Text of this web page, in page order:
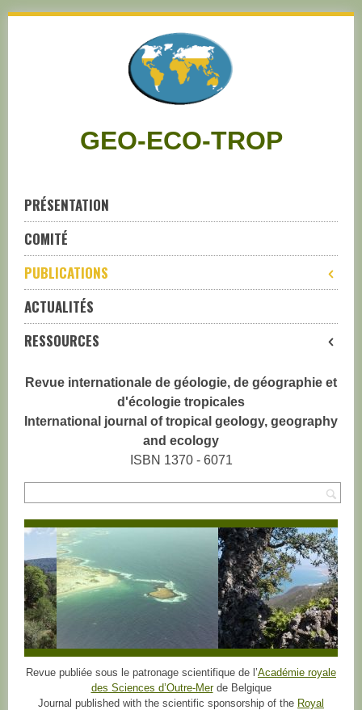
GEO-ECO-TROP
PRÉSENTATION
COMITÉ
PUBLICATIONS
ACTUALITÉS
RESSOURCES
Revue internationale de géologie, de géographie et
d'écologie tropicales
International journal of tropical geology, geography
and ecology
ISBN 1370 - 6071
Revue publiée sous le patronage scientifique de l’Académie royale
des Sciences d’Outre-Merde Belgique
Journal published with the scientific sponsorship of the Royal